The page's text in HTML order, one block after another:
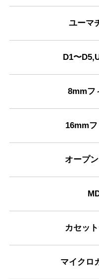
ユーマ
D1〜
8mmフ
16mm
オープ
カセッ
マイクロ